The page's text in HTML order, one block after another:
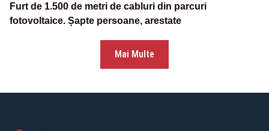
Furt de 1.500 de metri de cabluri din parcuri
fotovoltaice. Șapte persoane, arestate
Mai Multe